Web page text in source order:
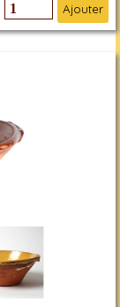
Ajouter